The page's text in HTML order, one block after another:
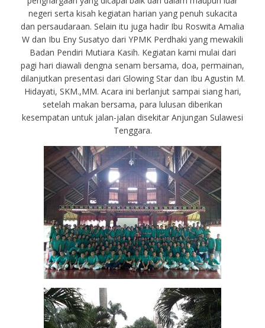
negeri serta kisah kegiatan harian yang penuh sukacita
dan persaudaraan. Selain itu juga hadir Ibu Roswita Amalia
W dan Ibu Eny Susatyo dari YPMK Perdhaki yang mewakili
Badan Pendiri Mutiara Kasih. Kegiatan kami mulai dari
pagi hari diawali dengna senam bersama, doa, permainan,
dilanjutkan presentasi dari Glowing Star dan Ibu Agustin M.
Hidayati, SKM.,MM. Acara ini berlanjut sampai siang hari,
setelah makan bersama, para lulusan diberikan
kesempatan untuk jalan-jalan disekitar Anjungan Sulawesi
Tenggara.